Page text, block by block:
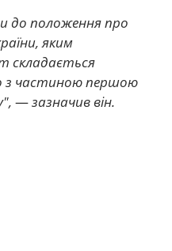
до положення про
яким
складається
з частиною першою
—зазначив він.